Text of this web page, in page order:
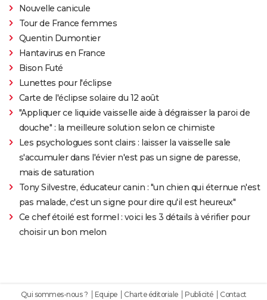
Nouvelle canicule
Tour de France femmes
Quentin Dumontier
Hantavirus en France
Bison Futé
Lunettes pour l'éclipse
Carte de l'éclipse solaire du 12 août
"Appliquer ce liquide vaisselle aide à dégraisser la paroi de
douche" : la meilleure solution selon ce chimiste
Les psychologues sont clairs : laisser la vaisselle sale
s'accumuler dans l'évier n'est pas un signe de paresse,
mais de saturation
Tony Silvestre, éducateur canin : "un chien qui éternue n'est
pas malade, c'est un signe pour dire qu'il est heureux"
Ce chef étoilé est formel : voici les 3 détails à vérifier pour
choisir un bon melon
Qui sommes-nous ? Equipe Charte éditoriale Publicité Contact